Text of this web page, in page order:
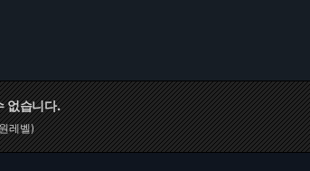
없습니다.
레벨)